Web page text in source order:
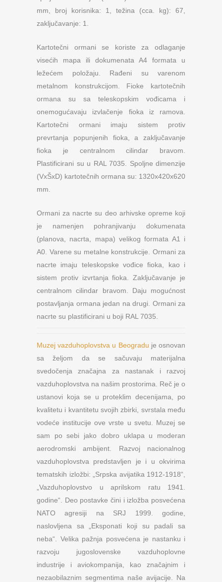
mm, broj korisnika: 1, težina (cca. kg): 67,
zaključavanje: 1.
Kartotečni ormani se koriste za odlaganje
visećih mapa ili dokumenata A4 formata u
ležećem položaju. Rađeni su varenom
metalnom konstrukcijom. Fioke kartotečnih
ormana su sa teleskopskim vođicama i
onemogućavaju izvlačenje fioka iz ramova.
Kartotečni ormani imaju sistem protiv
prevrtanja popunjenih fioka, a zaključavanje
fioka je centralnom cilindar bravom.
Plastificirani su u RAL 7035. Spoljne dimenzije
(VxŠxD) kartotečnih ormana su: 1320x420x620
mm.
Ormani za nacrte su deo arhivske opreme koji
je namenjen pohranjivanju dokumenata
(planova, nacrta, mapa) velikog formata A1 i
A0. Varene su metalne konstrukcije. Ormani za
nacrte imaju teleskopske vođice fioka, kao i
sistem protiv izvrtanja fioka. Zaključavanje je
centralnom cilindar bravom. Daju mogućnost
postavljanja ormana jedan na drugi. Ormani za
nacrte su plastificirani u boji RAL 7035.
Muzej vazduhoplovstva u Beogradu je osnovan
sa željom da se sačuvaju materijalna
svedočenja značajna za nastanak i razvoj
vazduhoplovstva na našim prostorima. Reč je o
ustanovi koja se u proteklim decenijama, po
kvalitetu i kvantitetu svojih zbirki, svrstala među
vodeće institucije ove vrste u svetu. Muzej se
sam po sebi jako dobro uklapa u moderan
aerodromski ambijent. Razvoj nacionalnog
vazduhoplovstva predstavljen je i u okvirima
tematskih izložbi: „Srpska avijatika 1912-1918“,
„Vazduhoplovstvo u aprilskom ratu 1941.
godine“. Deo postavke čini i izložba posvećena
NATO agresiji na SRJ 1999. godine,
naslovljena sa „Eksponati koji su padali sa
neba“. Velika pažnja posvećena je nastanku i
razvoju jugoslovenske vazduhoplovne
industrije i aviokompanija, kao značajnim i
nezaobilaznim segmentima naše avijacije. Na